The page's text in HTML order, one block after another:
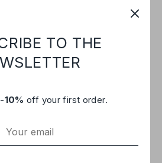
di Elastici Scrunchie,
assortite. La variante colore
acconciature versatili e di
TO THE
10% off your first order.